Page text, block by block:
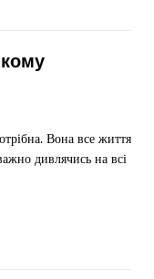
Вона все життя
дивлячись на всі